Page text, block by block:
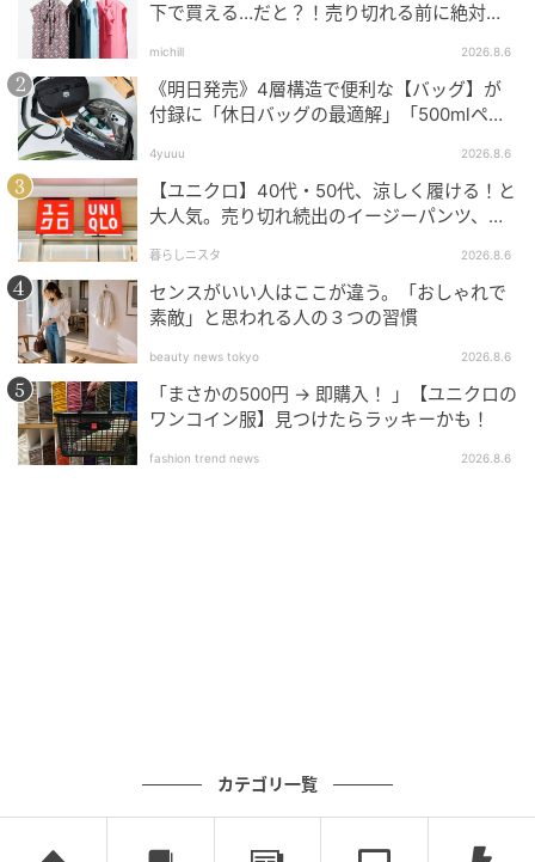
出典：GU
【GU】「バブルスリーブブラウス（5分袖）」
¥1,990（税込）
着るだけでサマになるレイヤード風デザイン
下で買える…だと？！売り切れる前に絶対買
michill 2026.8.6
《明日発売》4層構造で便利な【バッグ】が
付録に「休日バッグの最適解」「500mlペッ
4yuuu 2026.8.6
【ユニクロ】40代・50代、涼しく履ける！と
大人気。売り切れ続出のイージーパンツ、買
暮らしニスタ 2026.8.6
センスがいい人はここが違う。「おしゃれで
素敵」と思われる人の３つの習慣
beauty news tokyo 2026.8.6
「まさかの500円 → 即購入！ 」【ユニクロの
ワンコイン服】見つけたらラッキーかも！
fashion trend news 2026.8.6
カテゴリ一覧